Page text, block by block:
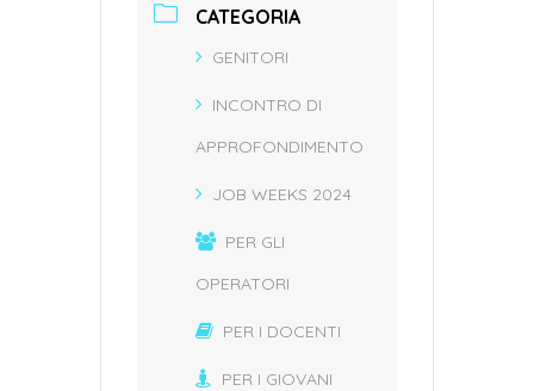
CATEGORIA
GENITORI
INCONTRO DI
APPROFONDIMENTO
JOB WEEKS 2024
PER GLI
OPERATORI
PER I DOCENTI
PER I GIOVANI